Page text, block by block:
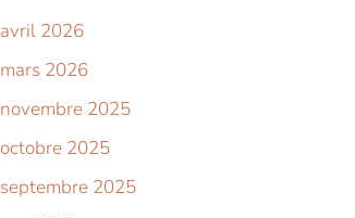
avril 2026
mars 2026
novembre 2025
octobre 2025
septembre 2025